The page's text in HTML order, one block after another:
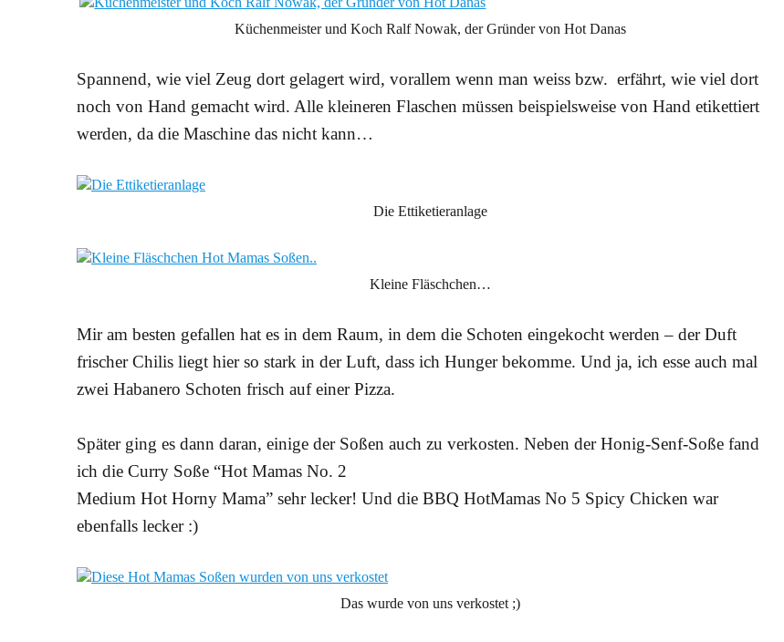
Küchenmeister und Koch Ralf Nowak, der Gründer von Hot Danas
Spannend, wie viel Zeug dort gelagert wird, vorallem wenn man weiss bzw. erfährt, wie viel dort
noch von Hand gemacht wird. Alle kleineren Flaschen müssen beispielsweise von Hand etikettiert
werden, da die Maschine das nicht kann…
Die Ettiketieranlage
Kleine Fläschchen…
Mir am besten gefallen hat es in dem Raum, in dem die Schoten eingekocht werden – der Duft
frischer Chilis liegt hier so stark in der Luft, dass ich Hunger bekomme. Und ja, ich esse auch mal
zwei Habanero Schoten frisch auf einer Pizza.
Später ging es dann daran, einige der Soßen auch zu verkosten. Neben der Honig-Senf-Soße fand
ich die Curry Soße “Hot Mamas No. 2
Medium Hot Horny Mama” sehr lecker! Und die BBQ HotMamas No 5 Spicy Chicken war
ebenfalls lecker :)
Das wurde von uns verkostet ;)